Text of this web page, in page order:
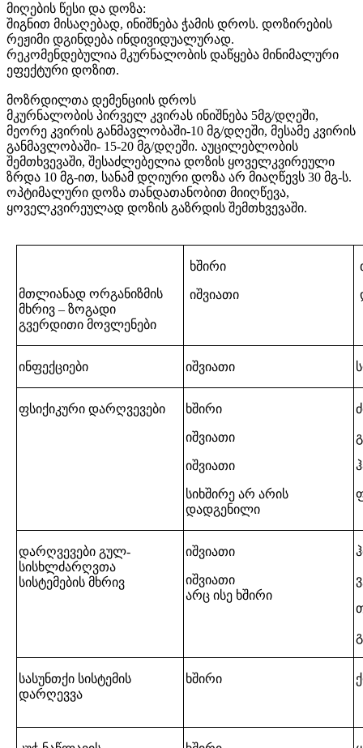
მიღების წესი და დოზა:
შიგნით მისაღებად, ინიშნება ჭამის დროს. დოზირების
რეჟიმი დგინდება ინდივიდუალურად.
რეკომენდებულია მკურნალობის დაწყება მინიმალური
ეფექტური დოზით.
მოზრდილთა დემენციის დროს
მკურნალობის პირველ კვირას ინიშნება 5მგ/დღეში,
მეორე კვირის განმავლობაში-10 მგ/დღეში, მესამე კვირის
განმავლობაში- 15-20 მგ/დღეში. აუცილებლობის
შემთხვევაში, შესაძლებელია დოზის ყოველკვირეული
ზრდა 10 მგ-ით, სანამ დღიური დოზა არ მიაღწევს 30 მგ-ს.
ოპტიმალური დოზა თანდათანობით მიიღწევა,
ყოველკვირეულად დოზის გაზრდის შემთხვევაში.
მთლიანად ორგანიზმის
მხრივ – ზოგადი
გვერდითი მოვლენები
ხშირი
იშვიათი
ინფექციები იშვიათი
ფსიქიკური დარღვევები ხშირი
იშვიათი
იშვიათი
სიხშირე არ არის
დადგენილი
დარღვევები გულ-
სისხლძარღვთა
სისტემების მხრივ
იშვიათი
იშვიათი
არც ისე ხშირი
სასუნთქი სისტემის
დარღევვა
ხშირი